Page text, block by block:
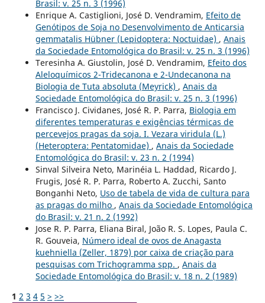
Brasil: v. 25 n. 3 (1996)
Enrique A. Castiglioni, José D. Vendramim, Efeito de
Genótipos de Soja no Desenvolvimento de Anticarsia
gemmatalis Hübner (Lepidoptera: Noctuidae) , Anais
da Sociedade Entomológica do Brasil: v. 25 n. 3 (1996)
Teresinha A. Giustolin, José D. Vendramim, Efeito dos
Aleloquímicos 2-Tridecanona e 2-Undecanona na
Biologia de Tuta absoluta (Meyrick) , Anais da
Sociedade Entomológica do Brasil: v. 25 n. 3 (1996)
Francisco J. Cividanes, José R. P. Parra, Biologia em
diferentes temperaturas e exigências térmicas de
percevejos pragas da soja. I. Vezara viridula (L.)
(Heteroptera: Pentatomidae) , Anais da Sociedade
Entomológica do Brasil: v. 23 n. 2 (1994)
Sinval Silveira Neto, Marinéia L. Haddad, Ricardo J.
Frugis, José R. P. Parra, Roberto A. Zucchi, Santo
Bonganhi Neto, Uso de tabela de vida de cultura para
as pragas do milho , Anais da Sociedade Entomológica
do Brasil: v. 21 n. 2 (1992)
Jose R. P. Parra, Eliana Biral, João R. S. Lopes, Paula C.
R. Gouveia, Número ideal de ovos de Anagasta
kuehniella (Zeller, 1879) por caixa de criação para
pesquisas com Trichogramma spp. , Anais da
Sociedade Entomológica do Brasil: v. 18 n. 2 (1989)
1 2 3 4 5 > >>